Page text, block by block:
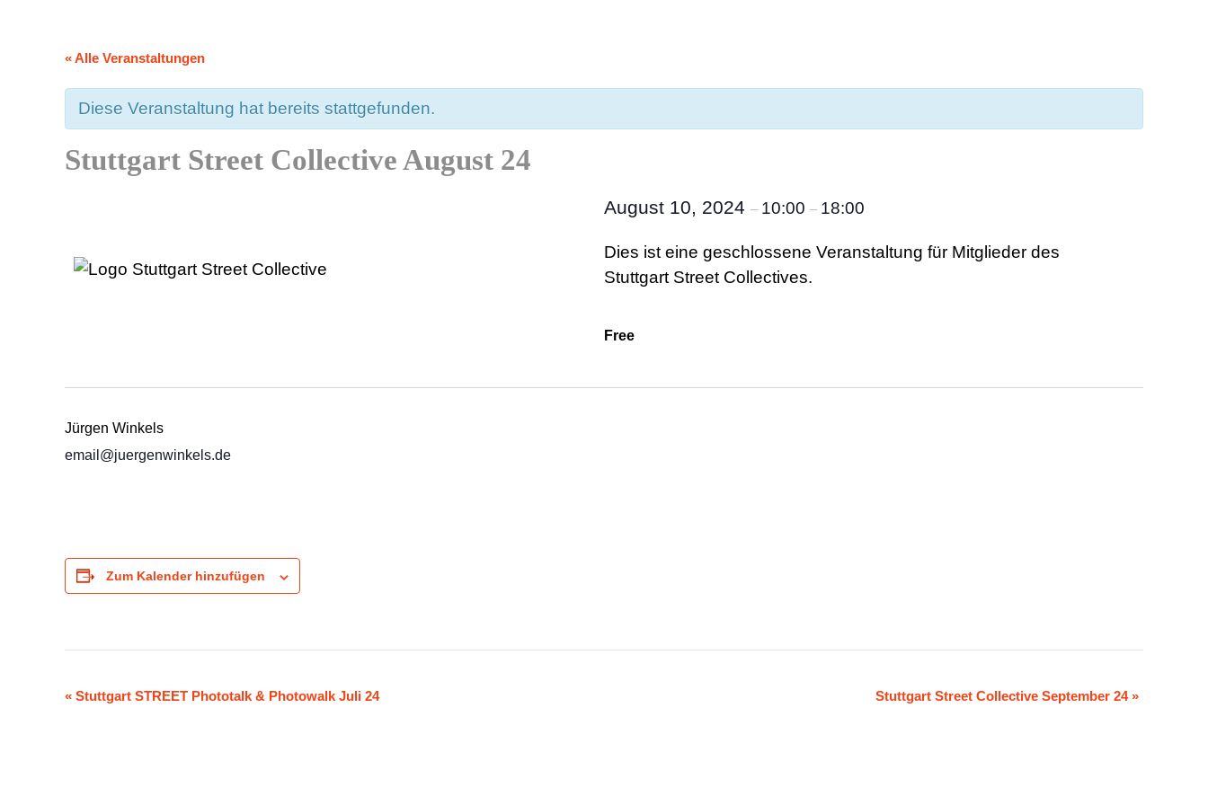
« Alle Veranstaltungen
Diese Veranstaltung hat bereits stattgefunden.
Stuttgart Street Collective August 24
August 10, 2024 – 10:00 – 18:00
Dies ist eine geschlossene Veranstaltung für Mitglieder des
Stuttgart Street Collectives.
Free
Jürgen Winkels
email@juergenwinkels.de
Zum Kalender hinzufügen
Veranstaltung-
« Stuttgart STREET Phototalk & Photowalk Juli 24 Stuttgart Street Collective September 24»